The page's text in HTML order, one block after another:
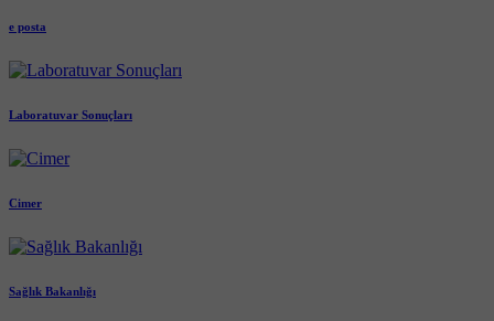
e posta
Laboratuvar Sonuçları
Cimer
Sağlık Bakanlığı